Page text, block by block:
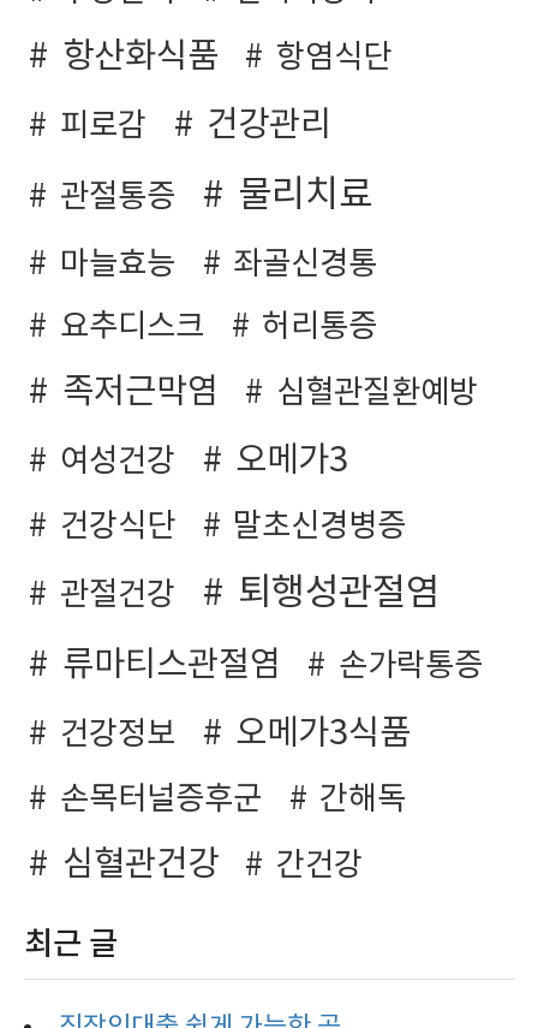
항산화식품
항염식단
피로감
건강관리
관절통증 물리치료
마늘효능
좌골신경통
요추디스크
허리통증
족저근막염
심혈관질환예방
여성건강
오메가3
건강식단
말초신경병증
관절건강
퇴행성관절염
류마티스관절염
손가락통증
건강정보
오메가3식품
손목터널증후군 간해독
심혈관건강 간건강
최근 글